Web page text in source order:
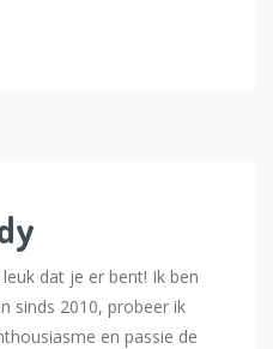
dat je er bent! Ik ben
sinds 2010, probeer ik
en passie de